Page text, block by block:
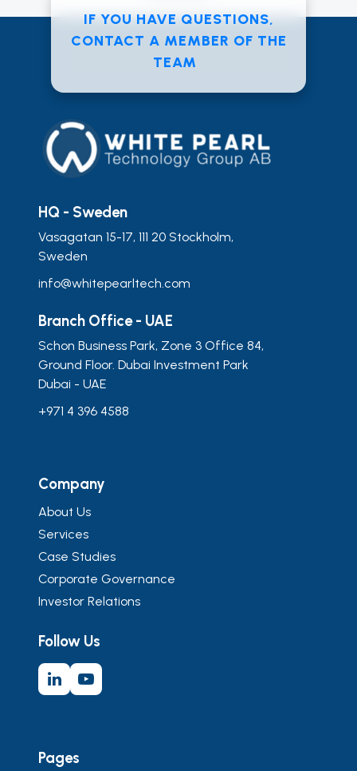
IF YOU HAVE QUESTIONS,
CONTACT A MEMBER OF THE
TEAM
HQ - Sweden
Vasagatan 15-17, 111 20 Stockholm,
Sweden
info@whitepearltech.com
Branch Office - UAE
Schon Business Park, Zone 3 Office 84,
Ground Floor. Dubai Investment Park
Dubai - UAE
+971 4 396 4588
Company
About Us
Services
Case Studies
Corporate Governance
Investor Relations
Follow Us
Pages